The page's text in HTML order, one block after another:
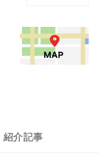
紹介記事